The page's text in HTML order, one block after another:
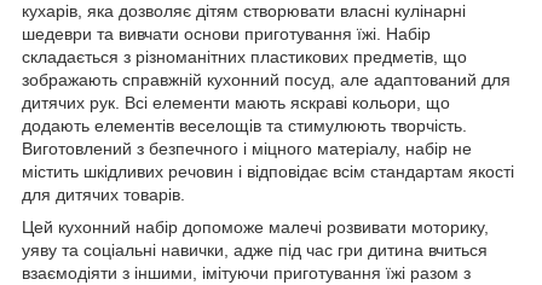
кухарів, яка дозволяє дітям створювати власні кулінарні
шедеври та вивчати основи приготування їжі. Набір
складається з різноманітних пластикових предметів, що
зображають справжній кухонний посуд, але адаптований для
дитячих рук. Всі елементи мають яскраві кольори, що
додають елементів веселощів та стимулюють творчість.
Виготовлений з безпечного і міцного матеріалу, набір не
містить шкідливих речовин і відповідає всім стандартам якості
для дитячих товарів.
Цей кухонний набір допоможе малечі розвивати моторику,
уяву та соціальні навички, адже під час гри дитина вчиться
взаємодіяти з іншими, імітуючи приготування їжі разом з